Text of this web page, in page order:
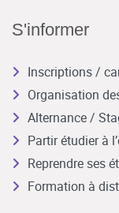
S'informer
Inscriptions /
Organisation
Alternance /
Partir étudier à
Reprendre ses
Formation à